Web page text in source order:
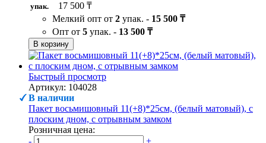
упак.
17 500 ₸
Мелкий опт от 2 упак. - 15 500 ₸
Опт от 5 упак. - 13 500 ₸
В корзину
Быстрый просмотр
Артикул: 104028
В наличии
Пакет восьмишовный 11(+8)*25см, (белый матовый), с
плоским дном, с отрывным замком
Розничная цена: